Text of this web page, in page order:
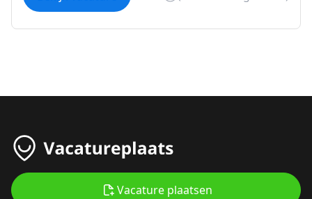
Vacature plaatsen